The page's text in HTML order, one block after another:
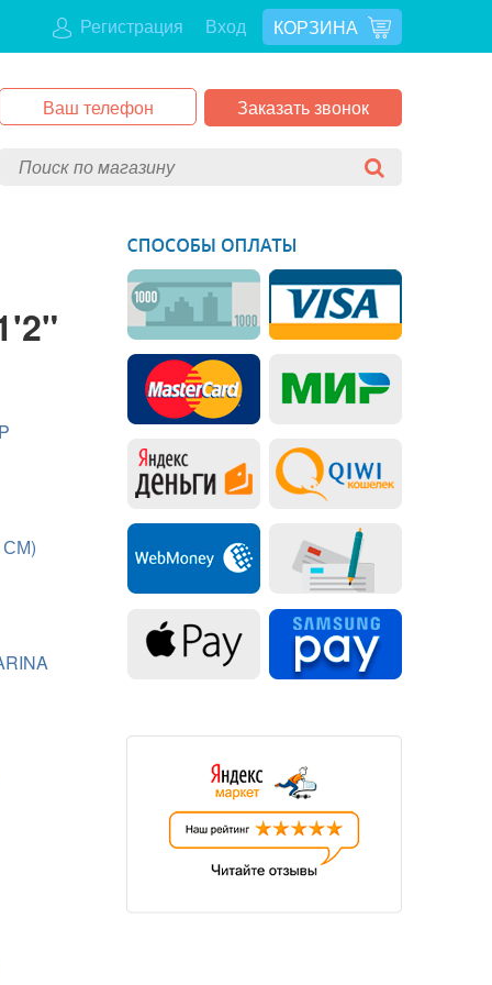
Регистрация Вход КОРЗИНА
Заказать звонок
СМ)